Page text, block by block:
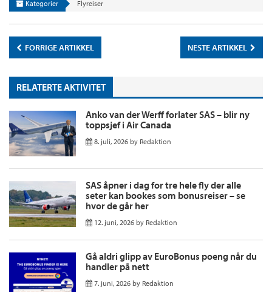
Kategorier Flyreiser
FORRIGE ARTIKKEL NESTE ARTIKKEL
RELATERTE AKTIVITET
Anko van der Werff forlater SAS – blir ny
toppsjef i Air Canada
8. juli, 2026 by Redaktion
SAS åpner i dag for tre hele fly der alle
seter kan bookes som bonusreiser – se
hvor de går her
12. juni, 2026 by Redaktion
Gå aldri glipp av EuroBonus poeng når du
handler på nett
7. juni, 2026 by Redaktion